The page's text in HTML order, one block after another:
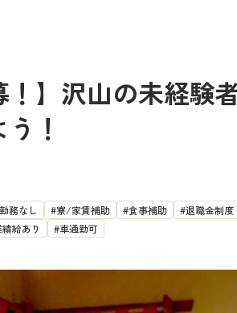
！】沢山の未経験
！
務なし 寮/家賃補助 食事補助 退職金制度
給あり 車通勤可